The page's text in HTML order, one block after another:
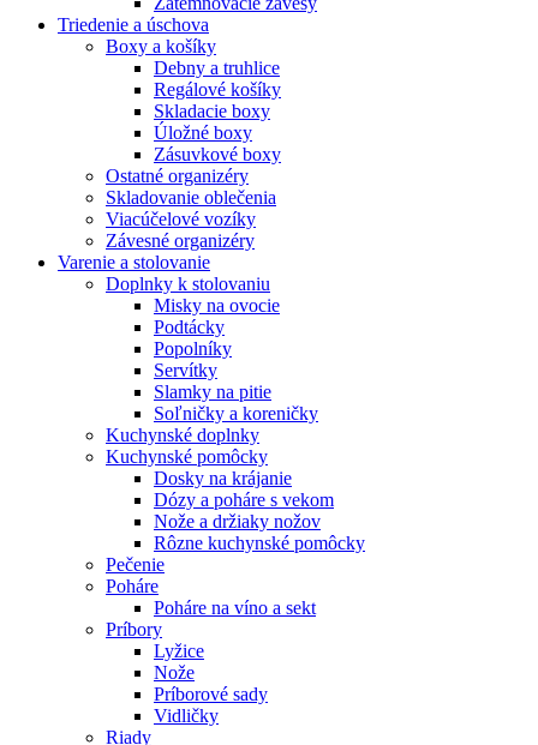
Triedenie a úschova
Boxy a košíky
Debny a truhlice
Regálové košíky
Skladacie boxy
Úložné boxy
Zásuvkové boxy
Ostatné organizéry
Skladovanie oblečenia
Viacúčelové vozíky
Závesné organizéry
Varenie a stolovanie
Doplnky k stolovaniu
Misky na ovocie
Podtácky
Popolníky
Servítky
Slamky na pitie
Soľničky a koreničky
Kuchynské doplnky
Kuchynské pomôcky
Dosky na krájanie
Dózy a poháre s vekom
Nože a držiaky nožov
Rôzne kuchynské pomôcky
Pečenie
Poháre
Poháre na víno a sekt
Príbory
Lyžice
Nože
Príborové sady
Vidličky
Riady